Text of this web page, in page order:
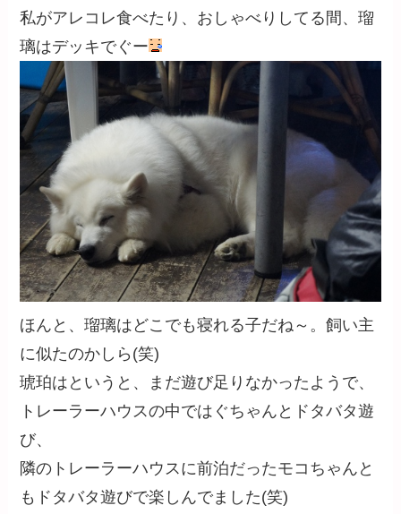
私がアレコレ食べたり、おしゃべりしてる間、瑠
璃はデッキでぐー
ほんと、瑠璃はどこでも寝れる子だね～。飼い主
に似たのかしら(笑)
琥珀はというと、まだ遊び足りなかったようで、
トレーラーハウスの中ではぐちゃんとドタバタ遊
び、
隣のトレーラーハウスに前泊だったモコちゃんと
もドタバタ遊びで楽しんでました(笑)